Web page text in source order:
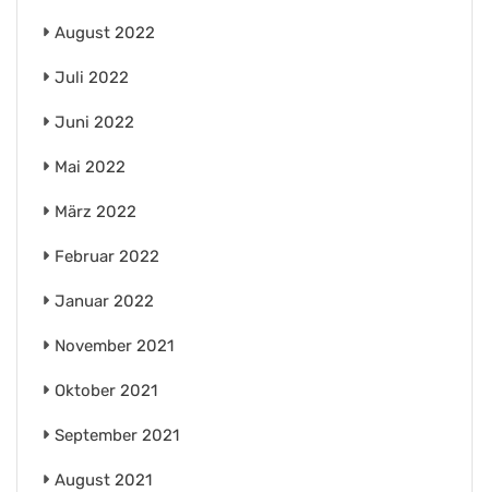
August 2022
Juli 2022
Juni 2022
Mai 2022
März 2022
Februar 2022
Januar 2022
November 2021
Oktober 2021
September 2021
August 2021